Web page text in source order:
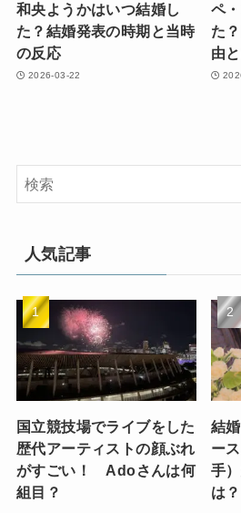
和央ようかはいつ結婚し
た？結婚発表の時期と当時
の反応
2026-03-22
ペ
た
由
人気記事
国立競技場でライブをした
歴代アーティストの顔ぶれ
がすごい！ Adoさんは何
組目？
結
ー
手
は？